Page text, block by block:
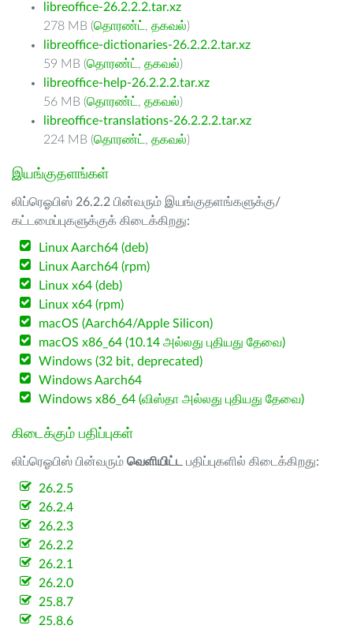
libreoffice-26.2.2.2.tar.xz
278 MB (தொரண்ட் , தகவல்)
libreoffice-dictionaries-26.2.2.2.tar.xz
59 MB (தொரண்ட் , தகவல்)
libreoffice-help-26.2.2.2.tar.xz
56 MB (தொரண்ட் , தகவல்)
libreoffice-translations-26.2.2.2.tar.xz
224 MB (தொரண்ட் , தகவல்)
இயங்குதளங்கள்
லிப்ரெஓபிஸ் 26.2.2 பின்வரும் இயங்குதளங்களுக்கு/
கட்டமைப்புகளுக்குக் கிடைக்கிறது:
Linux Aarch64 (deb)
Linux Aarch64 (rpm)
Linux x64 (deb)
Linux x64 (rpm)
macOS (Aarch64/Apple Silicon)
macOS x86_64 (10.14 அல்லது புதியது தேவை)
Windows (32 bit, deprecated)
Windows Aarch64
Windows x86_64 (விஸ்தா அல்லது புதியது தேவை)
கிடைக்கும் பதிப்புகள்
லிப்ரெஓபிஸ் பின்வரும் வெளியிட்ட பதிப்புகளில் கிடைக்கிறது:
26.2.5
26.2.4
26.2.3
26.2.2
26.2.1
26.2.0
25.8.7
25.8.6